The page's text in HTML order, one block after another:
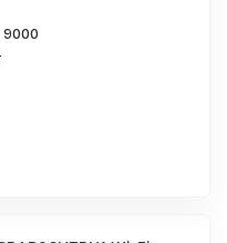
9000